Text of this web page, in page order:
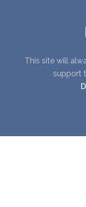
This site will
support